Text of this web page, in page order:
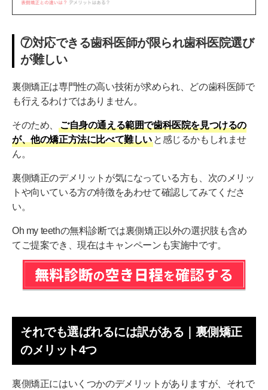
⑦対応できる歯科医師が限られ歯科医院選び
が難しい
裏側矯正は専門性の高い技術が求められ、どの歯科医師で
も行えるわけではありません。
そのため、
ご自身の通える範囲で歯科医院を見つけるの
が、他の矯正方法に比べて難しい と感じるかもしれませ
ん。
裏側矯正のデメリットが気になっている方も、次のメリッ
トや向いている方の特徴をあわせて確認してみてくださ
い。
Oh my teethの無料診断では裏側矯正以外の選択肢も含め
てご提案でき、現在はキャンペーンも実施中です。
それでも選ばれるには訳がある｜裏側矯正
のメリット4つ
裏側矯正にはいくつかのデメリットがありますが、それで